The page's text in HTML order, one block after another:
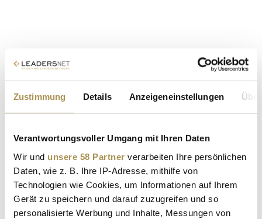
Zustimmung Details Anzeigeneinstellungen
Verantwortungsvoller Umgang mit Ihren Daten
Wir und unsere 58 Partner verarbeiten Ihre persönlichen
Daten, wie z. B. Ihre IP-Adresse, mithilfe von
Technologien wie Cookies, um Informationen auf Ihrem
Gerät zu speichern und darauf zuzugreifen und so
personalisierte Werbung und Inhalte, Messungen von